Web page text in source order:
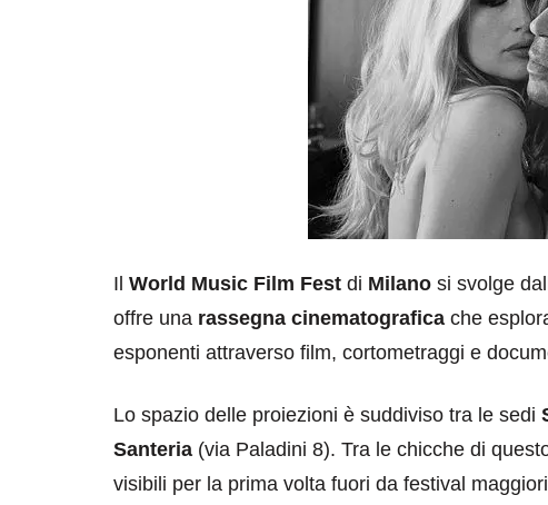
Il World Music Film Fest di Milano si svolge
offre una rassegna cinematografica che
esponenti attraverso film, cortometraggi e
Lo spazio delle proiezioni è suddiviso tra le sedi
Santeria (via Paladini 8). Tra le chicche di
visibili per la prima volta fuori da festival